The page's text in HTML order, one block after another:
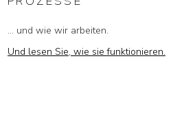
... und wie wir arbeiten.
Und lesen Sie, wie sie funktionieren.